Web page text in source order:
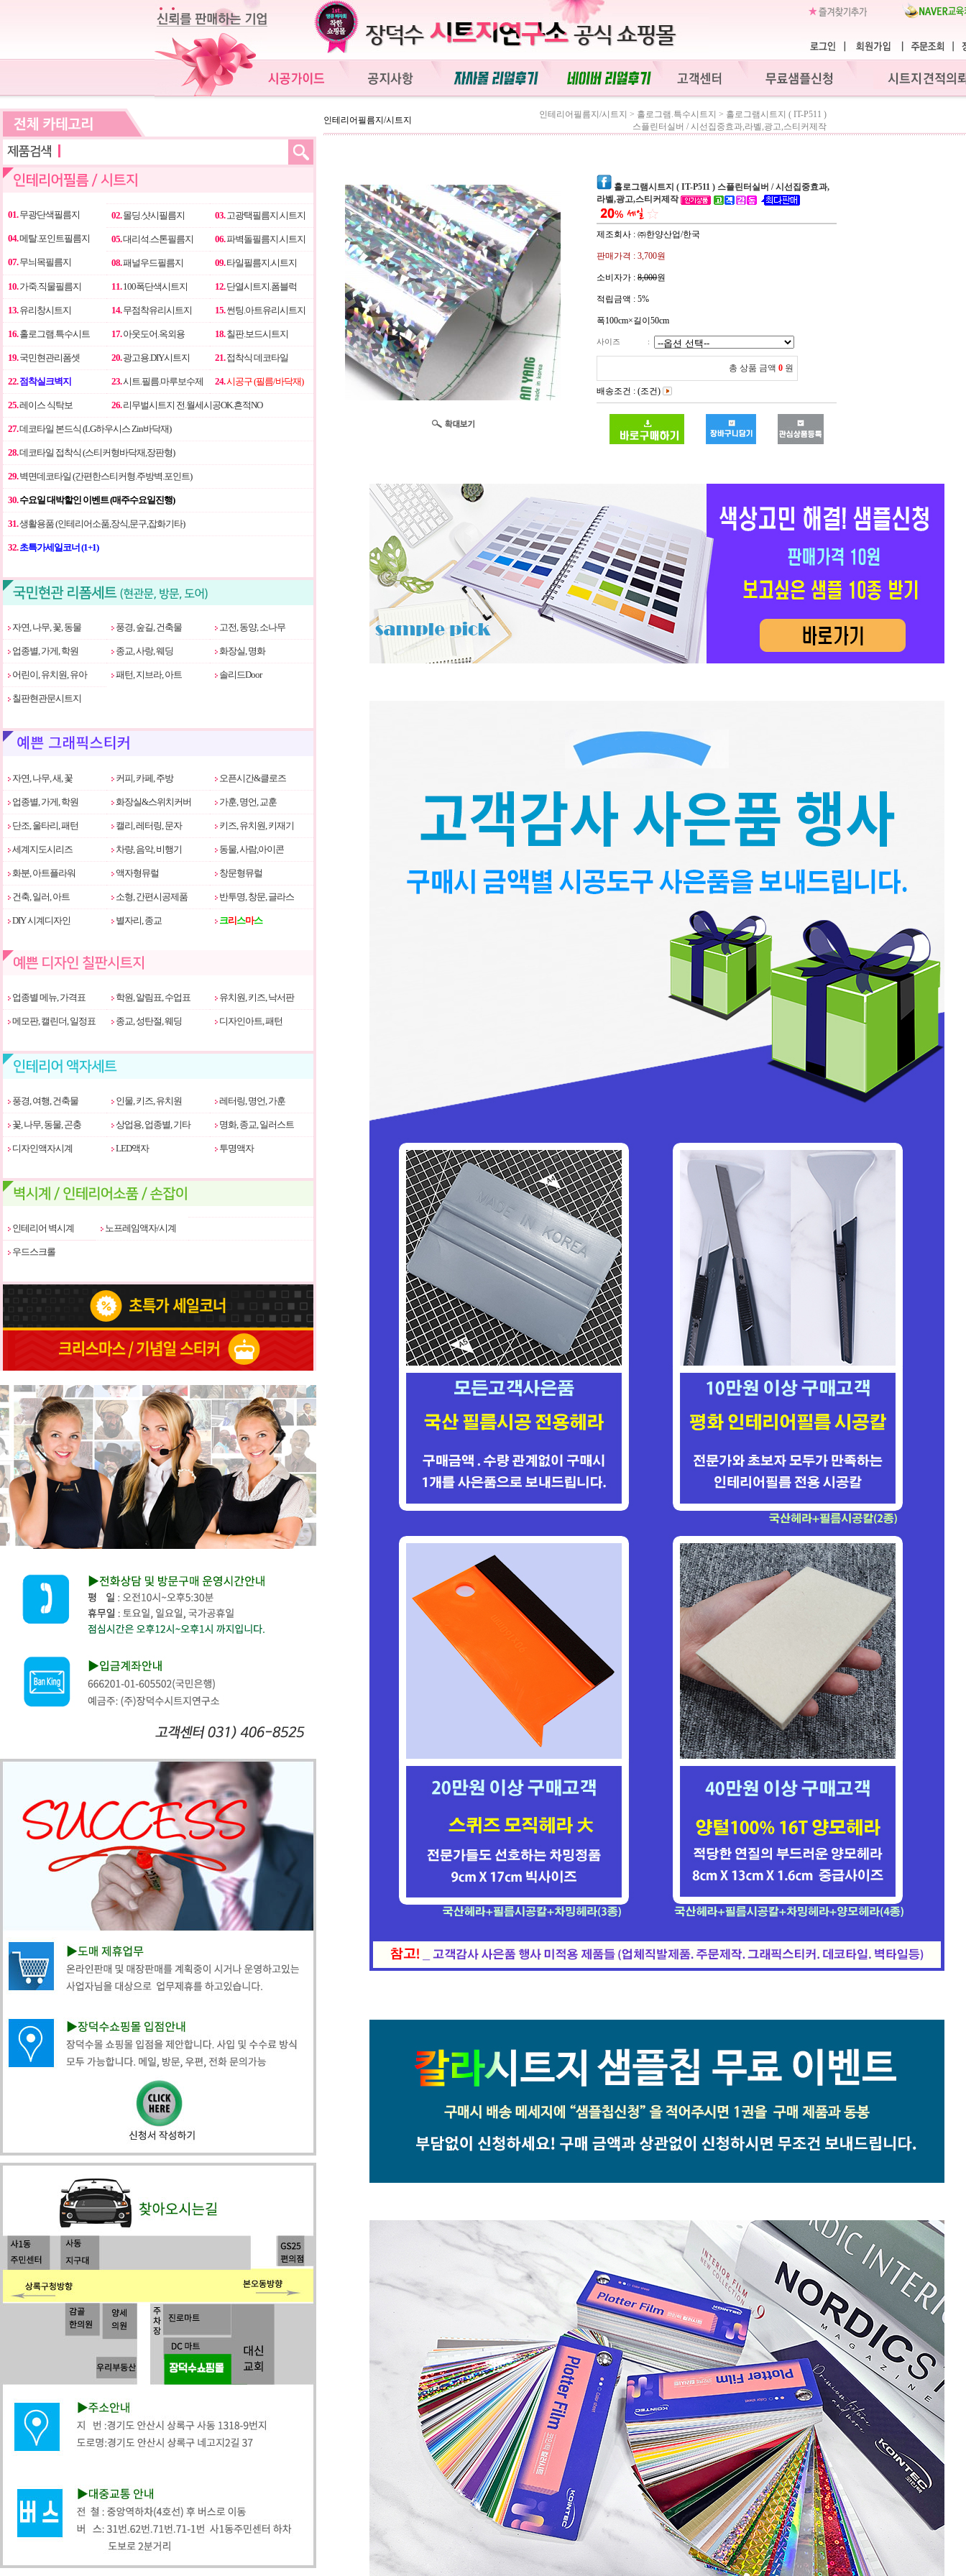
01.무광단색필름지 02.몰딩.샷시필름지 03.고광택필름지.시트지
04.메탈.포인트필름지 05.대리석.스톤필름지 06.파벽돌필름지.시트지
07.무늬목필름지 08.패널우드필름지 09.타일필름지.시트지
10.가죽.직물필름지 11.100폭단색시트지 12.단열시트지.폼블럭
13.유리창시트지 14.무점착유리시트지 15.썬팅.아트유리시트지
16.홀로그램.특수시트 17.아웃도어.옥외용 18.칠판.보드시트지
19.국민현관리폼셋 20.광고용.DIY시트지 21.접착식 데코타일
22. 점착실크벽지 23.시트.필름.마루보수제 24.시공구 (필름/바닥재)
25.레이스 식탁보 26.리무벌시트지 전.월세시공OK.흔적NO
27.데코타일 본드식 (LG하우시스 Zin바닥재)
28.데코타일 접착식 (스티커형바닥재,장판형)
29.벽면데코타일 (간편한스티커형.주방벽.포인트)
30.수요일 대박할인 이벤트 (매주수요일진행)
31.생활용품 (인테리어소품,장식,문구,잡화기타)
32.초특가세일코너 (1+1)
자연, 나무, 꽃, 동물 풍경, 숲길, 건축물 고전, 동양, 소나무
업종별, 가게, 학원 종교, 사랑, 웨딩 화장실, 명화
어린이, 유치원, 유아 패턴, 지브라, 아트 솔리드Door
칠판현관문시트지
자연, 나무, 새, 꽃 커피, 카페, 주방 오픈시간&클로즈
업종별, 가게, 학원 화장실&스위치커버 가훈, 명언, 교훈
단조, 울타리, 패턴 캘리, 레터링, 문자 키즈, 유치원, 키재기
세계지도시리즈 차량, 음악, 비행기 동물, 사람,아이콘
화분, 아트플라워 액자형뮤럴 창문형뮤럴
건축, 일러, 아트 소형, 간편시공제품 반투명, 창문, 글라스
DIY 시계디자인 별자리, 종교 크리 스마스
업종별 메뉴, 가격표 학원, 알림표, 수업표 유치원, 키즈, 낙서판
메모판, 캘린더, 일정표 종교, 성탄절, 웨딩 디자인아트, 패턴
풍경, 여행, 건축물 인물, 키즈, 유치원 레터링, 명언, 가훈
꽃, 나무, 동물, 곤충 상업용, 업종별, 기타 명화, 종교, 일러스트
디자인액자시계 LED액자 투명액자
인테리어 벽시계 노프레임액자/시계
우드스크롤
인테리어필름지/시트지
인테리어필름지/시트지 > 홀로그램.특수시트지 > 홀로그램시트지 ( IT-P511 )
스플린터실버 / 시선집중효과,라벨,광고,스티커제작
홀로그램시트지 ( IT-P511 ) 스플린터실버 / 시선집중효과,
라벨,광고,스티커제작
제조회사 : ㈜한양산업/한국
판매가격 : 3,700원
소비자가 : 8,000원
적립금액 : 5%
폭100cm×길이50cm
사이즈 :
총 상품 금액 0 원
배송조건 : (조건)